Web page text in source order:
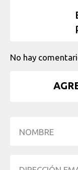
No hay